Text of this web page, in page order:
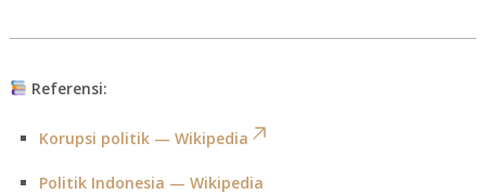
Referensi:
Korupsi politik — Wikipedia
Politik Indonesia — Wikipedia